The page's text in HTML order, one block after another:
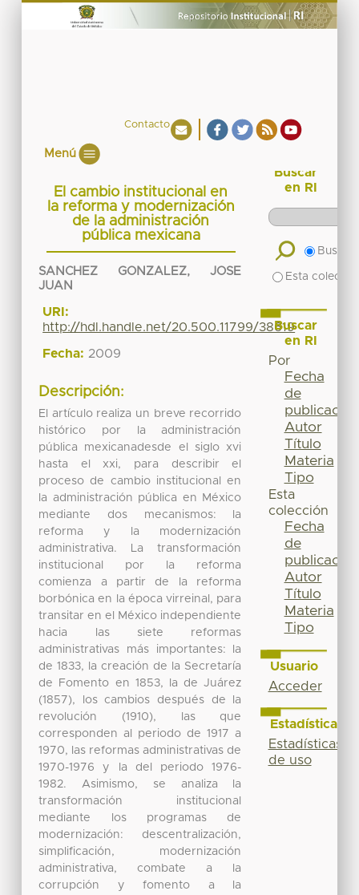
Contacto
Menú
El cambio institucional en
la reforma y modernización
de la administración
pública mexicana
SANCHEZ GONZALEZ, JOSE
JUAN
URI:
http://hdl.handle.net/20.500.11799/38619
Fecha: 2009
Descripción:
El artículo realiza un breve recorrido
histórico por la administración
pública mexicanadesde el siglo xvi
hasta el xxi, para describir el
proceso de cambio institucional en
la administración pública en México
mediante dos mecanismos: la
reforma y la modernización
administrativa. La transformación
institucional por la reforma
comienza a partir de la reforma
borbónica en la época virreinal, para
transitar en el México independiente
hacia las siete reformas
administrativas más importantes: la
de 1833, la creación de la Secretaría
de Fomento en 1853, la de Juárez
(1857), los cambios después de la
revolución (1910), las que
corresponden al periodo de 1917 a
1970, las reformas administrativas de
1970-1976 y la del periodo 1976-
1982. Asimismo, se analiza la
transformación institucional
mediante los programas de
modernización: descentralización,
simplificación, modernización
administrativa, combate a la
corrupción y fomento a la
Buscar
en RI
Buscar
Esta
Buscar
en RI
Por
Fecha
de
publicación
Autor
Título
Materia
Tipo
Esta
colección
Fecha
de
publicación
Autor
Título
Materia
Tipo
Usuario
Acceder
Estadísticas
Estadísticas
de uso